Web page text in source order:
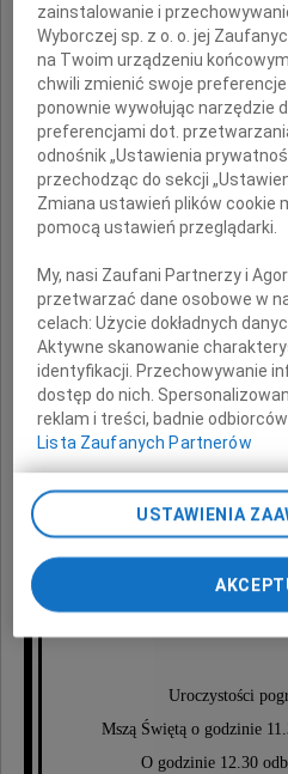
Z
wyrazy
z Zakładu
Uroczystości
Mszą Świętą o godzinie
O godzinie 12.30
zainstalowanie i
Wyborczej sp. z o. o. jej
na Twoim urządzeniu
chwili zmienić swoje
ponownie wywołując narzędzie
preferencjami dot.
odnośnik „Ustawienia
przechodząc do sekcji
Zmiana ustawień plików cookie
pomocą ustawień przeglądarki.
My, nasi Zaufani Partnerzy i
przetwarzać dane osobowe w
celach:Użycie dokładnych
Aktywne skanowanie
identyfikacji. Przechowywanie
dostęp do nich.
reklam i treści, badnie odbiorców
Lista Zaufanych Partnerów
USTAWIENIA